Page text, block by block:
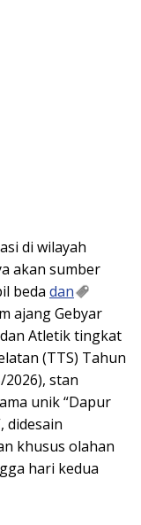
di wilayah
akan sumber
beda dan
ajang Gebyar
Atletik tingkat
(TTS) Tahun
2026), stan
unik “Dapur
didesain
khusus olahan
hari kedua